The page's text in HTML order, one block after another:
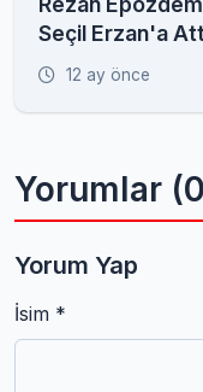
Seçil Erzan'a
12 ay önce
Yorumlar
Yorum Yap
İsim *